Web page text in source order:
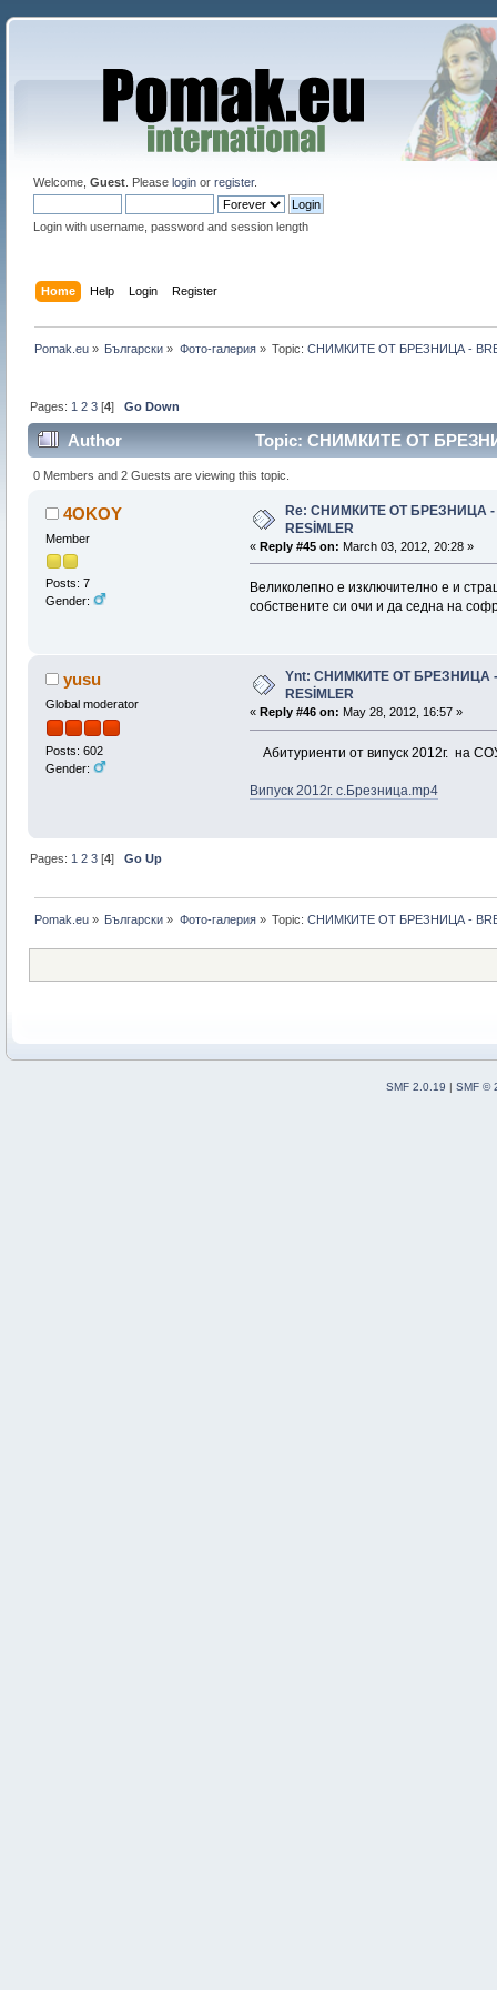
Welcome, Guest. Please loginor register.
Login with username, password and session length
Home Help Login Register
Pomak.eu » Български » Фото-галерия» Topic:СНИМКИТЕ ОТ БРЕЗНИЦА -
Pages: 1 2 3 [4]Go Down
Author Topic: СНИМКИТЕ ОТ
0 Members and 2 Guests are viewing this topic.
4OKOY
Member
Posts: 7
Gender:
Re: СНИМКИТЕ ОТ БРЕЗНИЦА -
RESİMLER
« Reply #45 on: March 03, 2012, 20:28 »
Великолепно е изключително е и
собствените си очи и да седна на
yusu
Global moderator
Posts: 602
Gender:
Ynt: СНИМКИТЕ ОТ БРЕЗНИЦА -
RESİMLER
« Reply #46 on: May 28, 2012, 16:57 »
Абитуриенти от випуск 2012г. на
Випуск 2012г. с.Брезница.mp4
Pages: 1 2 3 [4]Go Up
Pomak.eu » Български » Фото-галерия» Topic:СНИМКИТЕ ОТ БРЕЗНИЦА -
SMF 2.0.19 | SMF ©